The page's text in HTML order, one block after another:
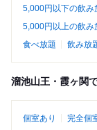
5,000円以下の飲み
5,000円以上の飲み
食べ放題
飲み放
溜池山王・霞ヶ関
個室あり 完全個